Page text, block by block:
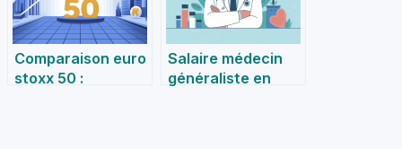
Comparaison euro
stoxx 50 :
Salaire médecin
généraliste en